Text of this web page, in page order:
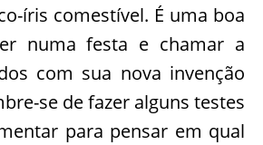
íris comestível. É uma boa
numa festa e chamar a
com sua nova invenção
se de fazer alguns testes
para pensar em qual